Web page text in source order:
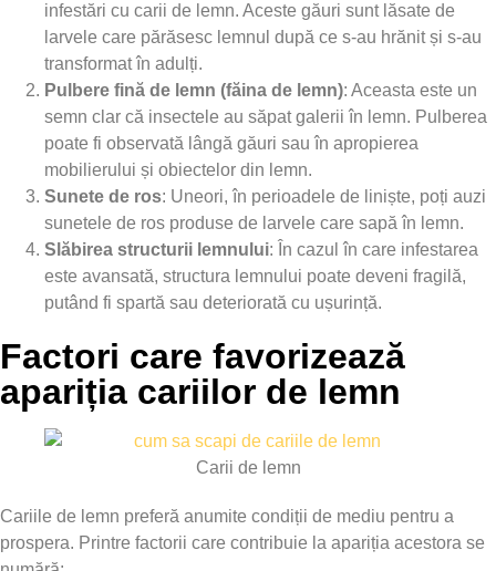
infestări cu carii de lemn. Aceste găuri sunt lăsate de
larvele care părăsesc lemnul după ce s-au hrănit și s-au
transformat în adulți.
Pulbere fină de lemn (făina de lemn): Aceasta este un
semn clar că insectele au săpat galerii în lemn. Pulberea
poate fi observată lângă găuri sau în apropierea
mobilierului și obiectelor din lemn.
Sunete de ros: Uneori, în perioadele de liniște, poți auzi
sunetele de ros produse de larvele care sapă în lemn.
Slăbirea structurii lemnului: În cazul în care infestarea
este avansată, structura lemnului poate deveni fragilă,
putând fi spartă sau deteriorată cu ușurință.
Factori care favorizează
apariția cariilor de lemn
Carii de lemn
Cariile de lemn preferă anumite condiții de mediu pentru a
prospera. Printre factorii care contribuie la apariția acestora se